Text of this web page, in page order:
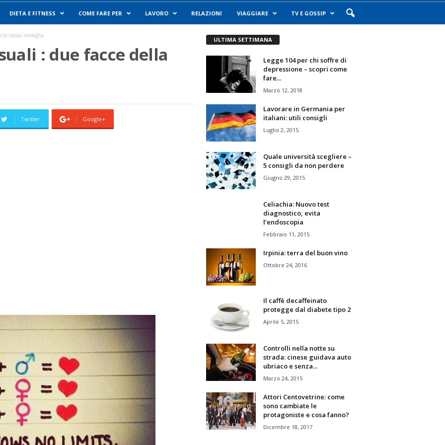
DIETA E FITNESS COME FARE PER LAVORO RELAZIONI VIAGGIARE TV E GOSSIP
stessa medaglia
: due facce della
Twitter Google+
ULTIMA SETTIMANA
Legge 104 per chi soffre di
depressione – scopri come
fare...
Marzo 12, 2018
Lavorare in Germania per
italiani: utili consigli
Luglio 2, 2015
Quale università scegliere –
5 consigli da non perdere
Giugno 29, 2015
Celiachia: Nuovo test
diagnostico, evita
l’endoscopia
Febbraio 11, 2015
Irpinia: terra del buon vino
Ottobre 24, 2016
Il caffè decaffeinato
protegge dal diabete tipo 2
Aprile 5, 2015
Controlli nella notte su
strada: cinese guidava auto
ubriaco e senza...
Marzo 24, 2015
Attori Centovetrine: come
sono cambiate le
protagoniste e cosa fanno?
Dicembre 18, 2017